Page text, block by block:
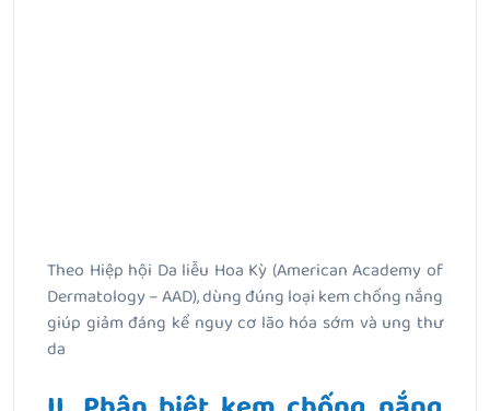
Theo Hiệp hội Da liễu Hoa Kỳ (American Academy of
Dermatology – AAD), dùng đúng loại kem chống nắng
giúp giảm đáng kể nguy cơ lão hóa sớm và ung thư
da